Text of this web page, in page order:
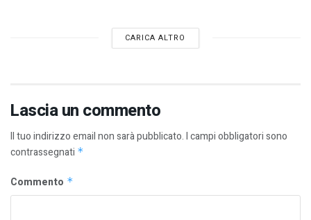
CARICA ALTRO
Lascia un commento
Il tuo indirizzo email non sarà pubblicato.I campi obbligatori sono
contrassegnati *
Commento *